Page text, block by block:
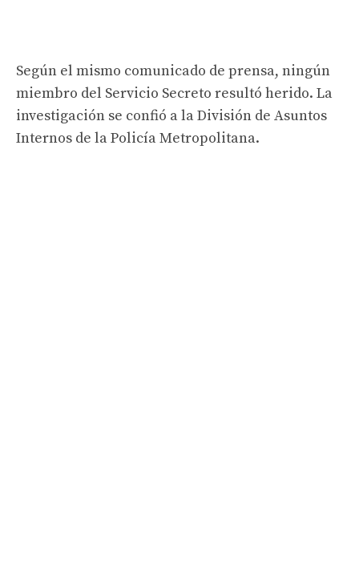
Según el mismo comunicado de prensa, ningún
miembro del Servicio Secreto resultó herido. La
investigación se confió a la División de Asuntos
Internos de la Policía Metropolitana.